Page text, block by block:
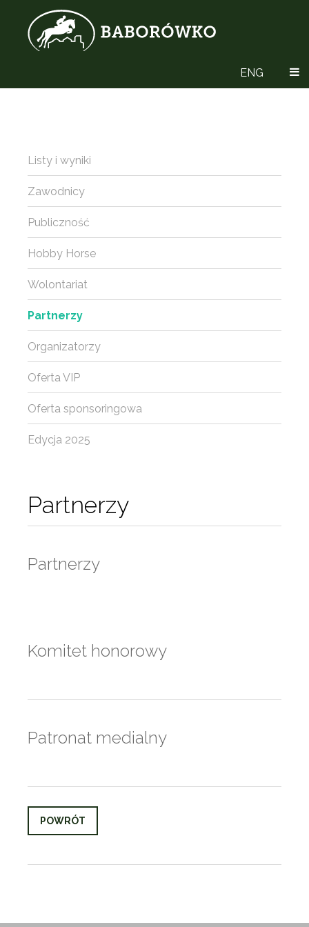
ENG
Partnerzy
Partnerzy
Komitet honorowy
Patronat medialny
POWRÓT
Listy i wyniki
Zawodnicy
Publiczność
Hobby Horse
Wolontariat
Partnerzy
Organizatorzy
Oferta VIP
Oferta sponsoringowa
Edycja 2025